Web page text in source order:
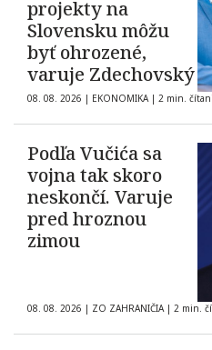
projekty na
Slovensku môžu
byť ohrozené,
varuje Zdechovský
08. 08. 2026 | EKONOMIKA | 2 min.
Podľa Vučića sa
vojna tak skoro
neskončí. Varuje
pred hroznou
zimou
08. 08. 2026 | ZO ZAHRANIČIA | 2 min.